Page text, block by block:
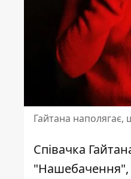
Гайтана наполягає,
Співачка
"Нашебачення